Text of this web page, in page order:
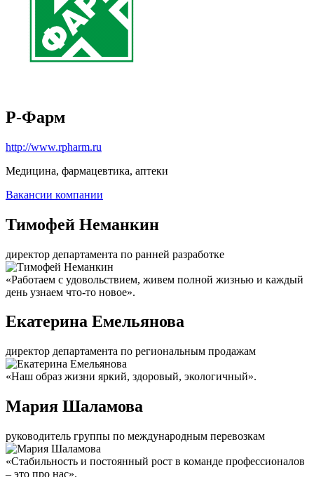
Р-Фарм
http://www.rpharm.ru
Медицина, фармацевтика, аптеки
Вакансии компании
Тимофей Неманкин
директор департамента по ранней разработке
«Работаем с удовольствием, живем полной жизнью и каждый
день узнаем что-то новое».
Екатерина Емельянова
директор департамента по региональным продажам
«Наш образ жизни яркий, здоровый, экологичный».
Мария Шаламова
руководитель группы по международным перевозкам
«Стабильность и постоянный рост в команде профессионалов
– это про нас».